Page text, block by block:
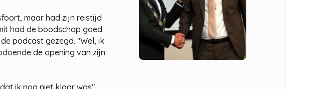
maar had zijn reistijd
had de boodschap goed
podcast gezegd. "Wel, ik
de opening van zijn
ik nog niet klaar was",